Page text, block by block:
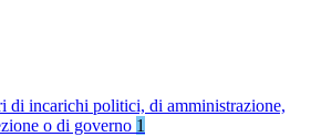
di incarichi politici, di amministrazione,
o di governo 1